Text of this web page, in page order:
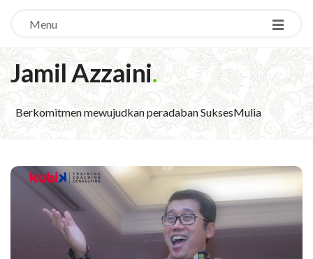
Menu
Jamil Azzaini.
Berkomitmen mewujudkan peradaban SuksesMulia